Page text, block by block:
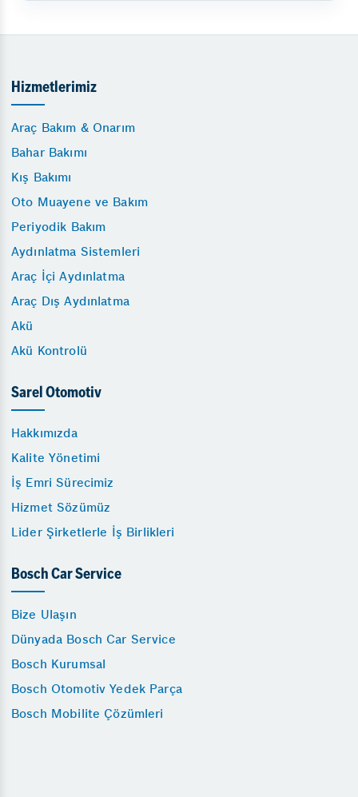
Hizmetlerimiz
Araç Bakım & Onarım
Bahar Bakımı
Kış Bakımı
Oto Muayene ve Bakım
Periyodik Bakım
Aydınlatma Sistemleri
Araç İçi Aydınlatma
Araç Dış Aydınlatma
Akü
Akü Kontrolü
Sarel Otomotiv
Hakkımızda
Kalite Yönetimi
İş Emri Sürecimiz
Hizmet Sözümüz
Lider Şirketlerle İş Birlikleri
Bosch Car Service
Bize Ulaşın
Dünyada Bosch Car Service
Bosch Kurumsal
Bosch Otomotiv Yedek Parça
Bosch Mobilite Çözümleri